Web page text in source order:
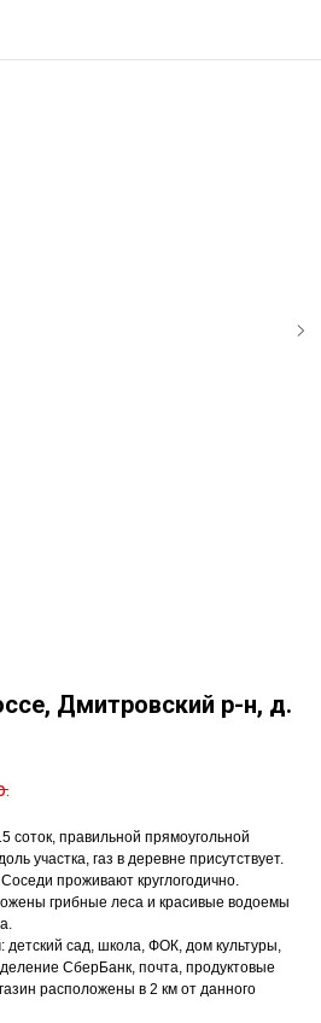
Дмитровский р-н, д.
соток, правильной прямоугольной
участка, газ в деревне присутствует.
проживают круглогодично.
грибные леса и красивые водоемы
: детский сад, школа, ФОК, дом культуры,
СберБанк, почта, продуктовые
расположены в 2 км от данного